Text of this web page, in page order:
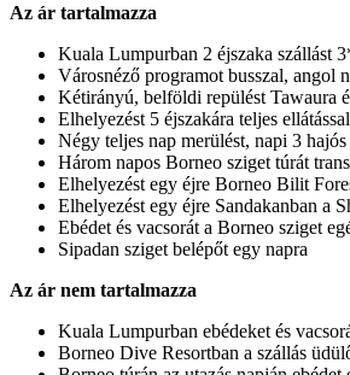
Az ár tartalmazza
Kuala Lumpurban 2 éjszaka szállást
Városnéző programot busszal, angol
Kétirányú, belföldi repülést Tawaura
Elhelyezést 5 éjszakára teljes
Négy teljes nap merülést, napi 3
Három napos Borneo sziget túrát
Elhelyezést egy éjre Borneo Bilit
Elhelyezést egy éjre Sandakanban a
Ebédet és vacsorát a Borneo sziget
Sipadan sziget belépőt egy napra
Az ár nem tartalmazza
Kuala Lumpurban ebédeket és
Borneo Dive Resortban a szállás